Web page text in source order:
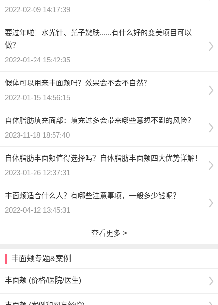
2022-02-09 14:17:39
要过年啦！水光针、光子嫩肤......有什么好的变美项目可以
做？
2022-01-24 15:42:35
假体可以用来丰面颊吗？效果会不会不自然？
2022-01-15 14:56:15
自体脂肪填充面部：填充过多会带来哪些意想不到的风险？
2023-11-18 18:57:40
自体脂肪丰面颊值得选择吗？自体脂肪丰面颊四大优势详解！
2023-01-26 12:37:31
丰面颊适合什么人？有哪些注意事项，一般多少钱呢？
2022-04-12 13:45:31
查看更多 >
丰面颊专题&案例
丰面颊 (价格/医院/医生)